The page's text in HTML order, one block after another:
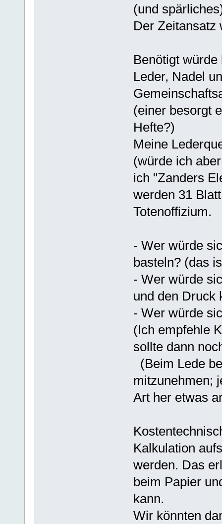
(und
Der Zeitansatz
Benötigt
Leder, Nadel
(einer besorgt
Hefte?)
Meine
(würde ich
ich "Zanders
werden 31
Totenoffizium.
- Wer würde
basteln? (das
- Wer würde
und den Druck
- Wer würde
(Ich empfehle
sollte dann
(Beim Lede
mitzunehmen;
Art her etwas
Kalkulation
werden. Das
beim Papier
kann.
Wir könnten